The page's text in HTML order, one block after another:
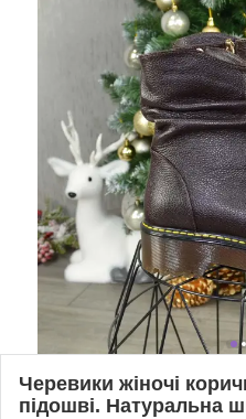
Черевики жіночі
підошві. Натуральна